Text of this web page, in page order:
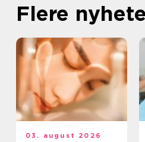
Flere
03. august 2026